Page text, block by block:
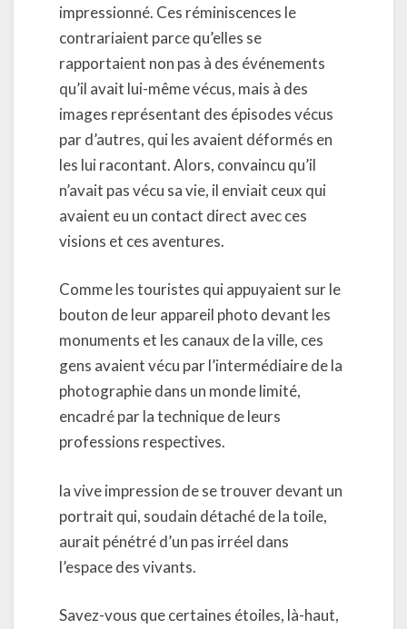
impressionné. Ces réminiscences le
contrariaient parce qu’elles se
rapportaient non pas à des événements
qu’il avait lui-même vécus, mais à des
images représentant des épisodes vécus
par d’autres, qui les avaient déformés en
les lui racontant. Alors, convaincu qu’il
n’avait pas vécu sa vie, il enviait ceux qui
avaient eu un contact direct avec ces
visions et ces aventures.
Comme les touristes qui appuyaient sur le
bouton de leur appareil photo devant les
monuments et les canaux de la ville, ces
gens avaient vécu par l’intermédiaire de la
photographie dans un monde limité,
encadré par la technique de leurs
professions respectives.
la vive impression de se trouver devant un
portrait qui, soudain détaché de la toile,
aurait pénétré d’un pas irréel dans
l’espace des vivants.
Savez-vous que certaines étoiles, là-haut,